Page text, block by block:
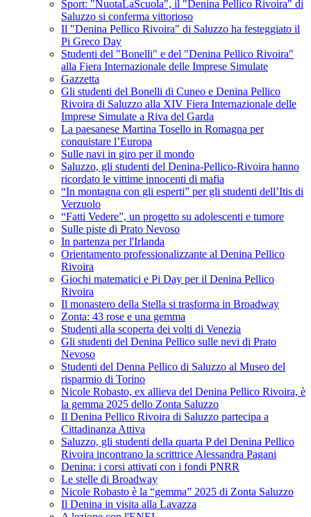
Sport: "NuotaLaScuola", il "Denina Pellico Rivoira" di
Saluzzo si conferma vittorioso
Il "Denina Pellico Rivoira" di Saluzzo ha festeggiato il
Pi Greco Day
Studenti del "Bonelli" e del "Denina Pellico Rivoira"
alla Fiera Internazionale delle Imprese Simulate
Gazzetta
Gli studenti del Bonelli di Cuneo e Denina Pellico
Rivoira di Saluzzo alla XIV Fiera Internazionale delle
Imprese Simulate a Riva del Garda
La paesanese Martina Tosello in Romagna per
conquistare l’Europa
Sulle navi in giro per il mondo
Saluzzo, gli studenti del Denina-Pellico-Rivoira hanno
ricordato le vittime innocenti di mafia
“In montagna con gli esperti” per gli studenti dell’Itis di
Verzuolo
“Fatti Vedere”, un progetto su adolescenti e tumore
Sulle piste di Prato Nevoso
In partenza per l'Irlanda
Orientamento professionalizzante al Denina Pellico
Rivoira
Giochi matematici e Pi Day per il Denina Pellico
Rivoira
Il monastero della Stella si trasforma in Broadway
Zonta: 43 rose e una gemma
Studenti alla scoperta dei volti di Venezia
Gli studenti del Denina Pellico sulle nevi di Prato
Nevoso
Studenti del Denna Pellico di Saluzzo al Museo del
risparmio di Torino
Nicole Robasto, ex allieva del Denina Pellico Rivoira, è
la gemma 2025 dello Zonta Saluzzo
Il Denina Pellico Rivoira di Saluzzo partecipa a
Cittadinanza Attiva
Saluzzo, gli studenti della quarta P del Denina Pellico
Rivoira incontrano la scrittrice Alessandra Pagani
Denina: i corsi attivati con i fondi PNRR
Le stelle di Broadway
Nicole Robasto è la “gemma” 2025 di Zonta Saluzzo
Il Denina in visita alla Lavazza